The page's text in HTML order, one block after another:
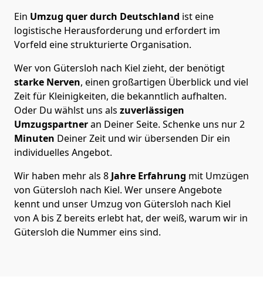
Ein Umzug quer durch Deutschland ist eine
logistische Herausforderung und erfordert im
Vorfeld eine strukturierte Organisation.
Wer von Gütersloh nach Kiel zieht, der benötigt
starke Nerven, einen großartigen Überblick und viel
Zeit für Kleinigkeiten, die bekanntlich aufhalten.
Oder Du wählst uns als zuverlässigen
Umzugspartneran Deiner Seite. Schenke uns nur2
Minuten Deiner Zeit und wir übersenden Dir ein
individuelles Angebot.
Wir haben mehr als 8 Jahre Erfahrung mit Umzügen
von Gütersloh nach Kiel. Wer unsere Angebote
kennt und unser Umzug von Gütersloh nach Kiel
von A bis Z bereits erlebt hat, der weiß, warum wir in
Gütersloh die Nummer eins sind.